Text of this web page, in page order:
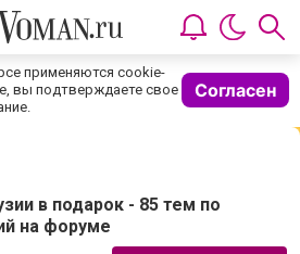
применяются cookie-
вы подтверждаете свое
Согласен
в подарок - 85 тем по
на форуме